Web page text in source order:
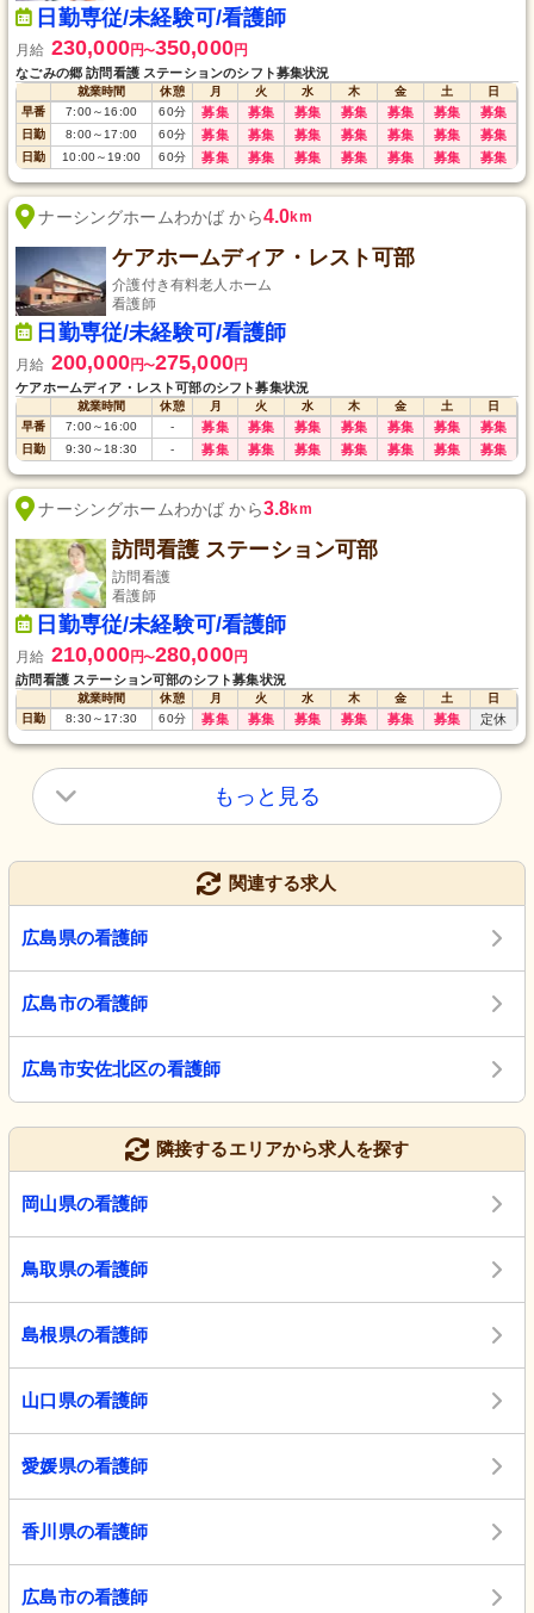
日勤専従/未経験可/看護師
月給 230,000円〜350,000円
なごみの郷 訪問看護 ステーションのシフト募集状況
就業時間 休憩 月 火 水 木 金 土
日
早番
7:00～16:00 60分 募集 募集 募集 募集 募集 募集 募集
日勤 8:00～17:00 60分 募集 募集 募集 募集 募集 募集 募集
日勤 10:00～19:00 60分 募集 募集 募集 募集 募集 募集 募集
ナーシングホームわかば から4.0km
ケアホームディア・レスト可部
介護付き有料老人ホーム
看護師
日勤専従/未経験可/看護師
月給 200,000円〜275,000円
ケアホームディア・レスト可部のシフト募集状況
就業時間 休憩 月 火 水 木 金 土
日
早番
7:00～16:00 - 募集 募集 募集 募集 募集 募集 募集
日勤 9:30～18:30 - 募集 募集 募集 募集 募集 募集 募集
ナーシングホームわかば から3.8km
訪問看護 ステーション可部
訪問看護
看護師
日勤専従/未経験可/看護師
月給 210,000円〜280,000円
訪問看護 ステーション可部のシフト募集状況
就業時間 休憩 月 火 水 木 金 土
日
日勤
8:30～17:30 60分 募集 募集 募集 募集 募集 募集 定休
もっと見る
関連する求人
広島県の看護師
広島市の看護師
広島市安佐北区の看護師
隣接するエリアから求人を探す
岡山県の看護師
鳥取県の看護師
島根県の看護師
山口県の看護師
愛媛県の看護師
香川県の看護師
広島市の看護師